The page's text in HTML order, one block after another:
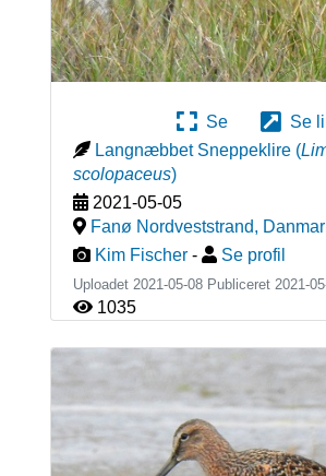
Se
Se
Langnæbbet Sneppeklire (
scolopaceus)
2021-05-05
Fanø Nordveststrand,
Kim Fischer - Se profil
Uploadet 2021-05-08 Publiceret 2021-
1035